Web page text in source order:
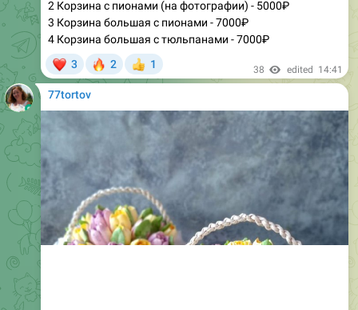
4 Корзина большая с тюльпанами - 7000₽
3 2
👍
1 38
77tortov